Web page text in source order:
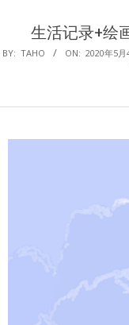
生活记录+绘
BY: TAHO ON: 2020年5月